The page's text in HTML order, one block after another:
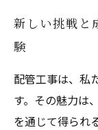
新しい挑戦と
験
配管工事は、私
す。その魅力は
を通じて得られ